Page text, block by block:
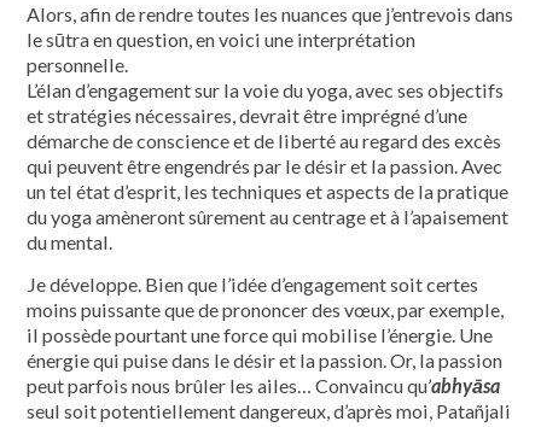
Alors, afin de rendre toutes les nuances que j’entrevois dans
le sūtra en question, en voici une interprétation
personnelle.
L’élan d’engagement sur la voie du yoga, avec ses objectifs
et stratégies nécessaires, devrait être imprégné d’une
démarche de conscience et de liberté au regard des excès
qui peuvent être engendrés par le désir et la passion. Avec
un tel état d’esprit, les techniques et aspects de la pratique
du yoga amèneront sûrement au centrage et à l’apaisement
du mental.
Je développe. Bien que l’idée d’engagement soit certes
moins puissante que de prononcer des vœux, par exemple,
il possède pourtant une force qui mobilise l’énergie. Une
énergie qui puise dans le désir et la passion. Or, la passion
peut parfois nous brûler les ailes… Convaincu qu’abhyāsa
seul soit potentiellement dangereux, d’après moi, Patañjali